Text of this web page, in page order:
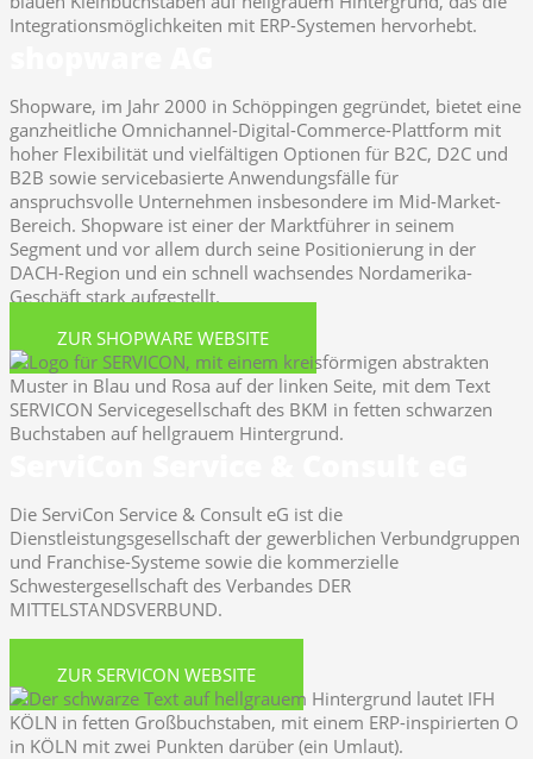
Shopware, im Jahr 2000 in Schöppingen gegründet, bietet eine
ganzheitliche Omnichannel-Digital-Commerce-Plattform mit
hoher Flexibilität und vielfältigen Optionen für B2C, D2C und
B2B sowie servicebasierte Anwendungsfälle für
anspruchsvolle Unternehmen insbesondere im Mid-Market-
Bereich. Shopware ist einer der Marktführer in seinem
Segment und vor allem durch seine Positionierung in der
DACH-Region und ein schnell wachsendes Nordamerika-
Geschäft stark aufgestellt.
ZUR SHOPWARE WEBSITE
Die ServiCon Service & Consult eG ist die
Dienstleistungsgesellschaft der gewerblichen Verbundgruppen
und Franchise-Systeme sowie die kommerzielle
Schwestergesellschaft des Verbandes DER
MITTELSTANDSVERBUND.
ZUR SERVICON WEBSITE